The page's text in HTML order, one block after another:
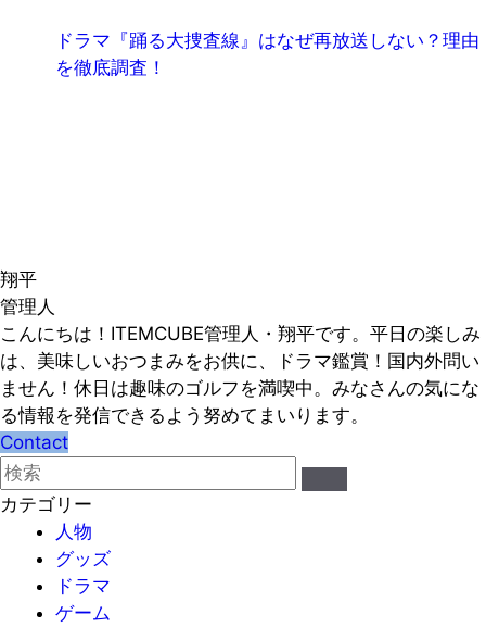
ドラマ『踊る大捜査線』はなぜ再放送しない？理由
を徹底調査！
翔平
管理人
こんにちは！ITEMCUBE管理人・翔平です。平日の楽しみ
は、美味しいおつまみをお供に、ドラマ鑑賞！国内外問い
ません！休日は趣味のゴルフを満喫中。みなさんの気にな
る情報を発信できるよう努めてまいります。
Contact
カテゴリー
人物
グッズ
ドラマ
ゲーム